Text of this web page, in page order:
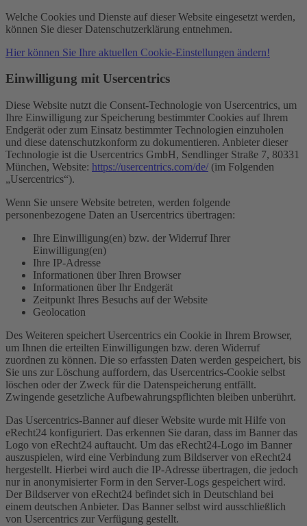
Welche Cookies und Dienste auf dieser Website eingesetzt werden,
können Sie dieser Datenschutzerklärung entnehmen.
Hier können Sie Ihre aktuellen Cookie-Einstellungen ändern!
Einwilligung mit Usercentrics
Diese Website nutzt die Consent-Technologie von Usercentrics, um
Ihre Einwilligung zur Speicherung bestimmter Cookies auf Ihrem
Endgerät oder zum Einsatz bestimmter Technologien einzuholen
und diese datenschutzkonform zu dokumentieren. Anbieter dieser
Technologie ist die Usercentrics GmbH, Sendlinger Straße 7, 80331
München, Website: https://usercentrics.com/de/ (im Folgenden
„Usercentrics“).
Wenn Sie unsere Website betreten, werden folgende
personenbezogene Daten an Usercentrics übertragen:
Ihre Einwilligung(en) bzw. der Widerruf Ihrer
Einwilligung(en)
Ihre IP-Adresse
Informationen über Ihren Browser
Informationen über Ihr Endgerät
Zeitpunkt Ihres Besuchs auf der Website
Geolocation
Des Weiteren speichert Usercentrics ein Cookie in Ihrem Browser,
um Ihnen die erteilten Einwilligungen bzw. deren Widerruf
zuordnen zu können. Die so erfassten Daten werden gespeichert, bis
Sie uns zur Löschung auffordern, das Usercentrics-Cookie selbst
löschen oder der Zweck für die Datenspeicherung entfällt.
Zwingende gesetzliche Aufbewahrungspflichten bleiben unberührt.
Das Usercentrics-Banner auf dieser Website wurde mit Hilfe von
eRecht24 konfiguriert. Das erkennen Sie daran, dass im Banner das
Logo von eRecht24 auftaucht. Um das eRecht24-Logo im Banner
auszuspielen, wird eine Verbindung zum Bildserver von eRecht24
hergestellt. Hierbei wird auch die IP-Adresse übertragen, die jedoch
nur in anonymisierter Form in den Server-Logs gespeichert wird.
Der Bildserver von eRecht24 befindet sich in Deutschland bei
einem deutschen Anbieter. Das Banner selbst wird ausschließlich
von Usercentrics zur Verfügung gestellt.